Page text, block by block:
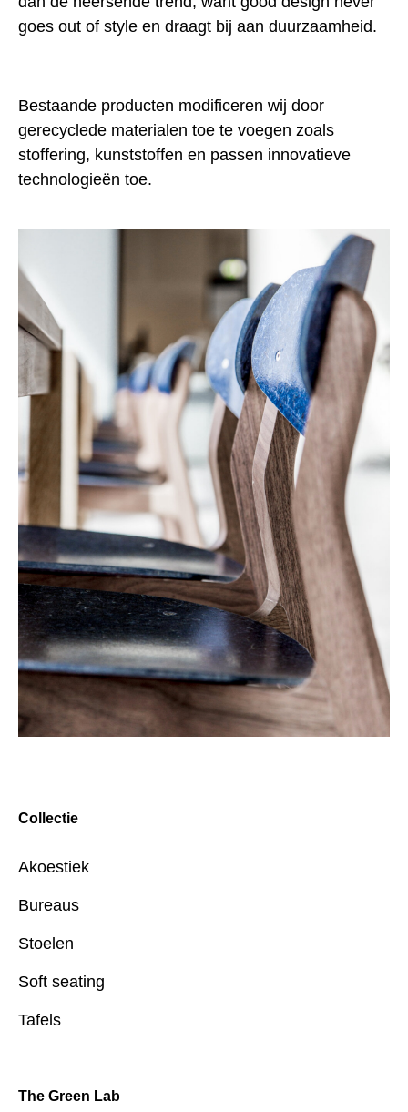
goes out of style en draagt bij aan duurzaamheid.
Bestaande producten modificeren wij door
gerecyclede materialen toe te voegen zoals
stoffering, kunststoffen en passen innovatieve
technologieën toe.
Collectie
Akoestiek
Bureaus
Stoelen
Soft seating
Tafels
The Green Lab